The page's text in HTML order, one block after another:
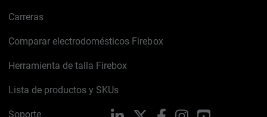
Carreras
Comparar electrodomésticos Firebox
Herramienta de talla Firebox
Lista de productos y SKUs
Soporte